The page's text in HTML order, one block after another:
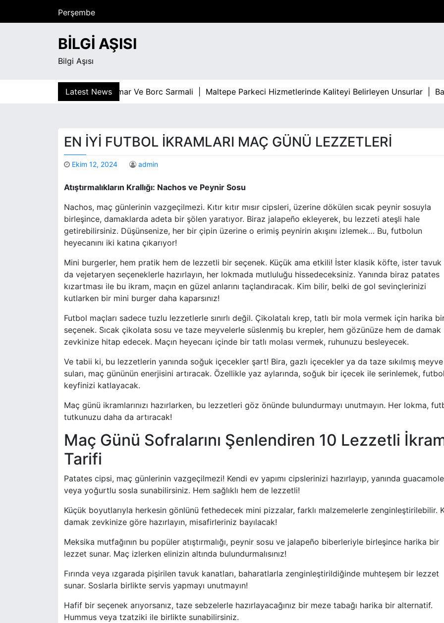
Perşembe
Ağustos 6, 2026
1:20 pm
BILGI AŞISI
Bilgi Aşısı
Latest NewsKumar Ve Borc Sarmali |Maltepe Parkeci Hizmetlerinde Kaliteyi Belirleyen Unsurlar |Bahis
EN İYI FUTBOL İKRAMLARI MAÇ GÜNÜ LEZZETLERI
Ekim 12, 2024 admin
Atıştırmalıkların Krallığı: Nachos ve Peynir Sosu
Nachos, maç günlerinin vazgeçilmezi. Kıtır kıtır mısır cipsleri, üzerine dökülen sıcak peynir sosuyla
birleşince, damaklarda adeta bir şölen yaratıyor. Biraz jalapeño ekleyerek, bu lezzeti ateşli hale
getirebilirsiniz. Düşünsenize, her bir çipin üzerine o erimiş peynirin akışını izlemek… Bu, futbolun
heyecanını iki katına çıkarıyor!
Mini burgerler, hem pratik hem de lezzetli bir seçenek. Küçük ama etkili! İster klasik köfte, ister tavuk
da vejetaryen seçeneklerle hazırlayın, her lokmada mutluluğu hissedeceksiniz. Yanında biraz patates
kızartması ile bu ikram, maçın en güzel anlarını taçlandıracak. Kim bilir, belki de gol sevinçlerinizi
kutlarken bir mini burger daha kaparsınız!
Futbol maçları sadece tuzlu lezzetlerle sınırlı değil. Çikolatalı krep, tatlı bir mola vermek için harika
seçenek. Sıcak çikolata sosu ve taze meyvelerle süslenmiş bu krepler, hem gözünüze hem de damak
zevkinize hitap edecek. Maçın heyecanı içinde bir tatlı molası vermek, ruhunuzu besleyecek.
Ve tabii ki, bu lezzetlerin yanında soğuk içecekler şart! Bira, gazlı içecekler ya da taze sıkılmış meyve
suları, maç gününün enerjisini artıracak. Özellikle yaz aylarında, soğuk bir içecek ile serinlemek, futbol
keyfinizi katlayacak.
Maç günü ikramlarınızı hazırlarken, bu lezzetleri göz önünde bulundurmayı unutmayın. Her lokma,
tutkunuzu daha da artıracak!
Maç Günü Sofralarını Şenlendiren 10 Lezzetli
Tarifi
Patates cipsi, maç günlerinin vazgeçilmezi! Kendi ev yapımı cipslerinizi hazırlayıp, yanında guacamole
veya yoğurtlu sosla sunabilirsiniz. Hem sağlıklı hem de lezzetli!
Küçük boyutlarıyla herkesin gönlünü fethedecek mini pizzalar, farklı malzemelerle zenginleştirilebilir.
damak zevkinize göre hazırlayın, misafirleriniz bayılacak!
Meksika mutfağının bu popüler atıştırmalığı, peynir sosu ve jalapeño biberleriyle birleşince harika bir
lezzet sunar. Maç izlerken elinizin altında bulundurmalısınız!
Fırında veya ızgarada pişirilen tavuk kanatları, baharatlarla zenginleştirildiğinde muhteşem bir lezzet
sunar. Soslarla birlikte servis yapmayı unutmayın!
Hafif bir seçenek arıyorsanız, taze sebzelerle hazırlayacağınız bir meze tabağı harika bir alternatif.
Hummus veya tzatziki ile birlikte sunabilirsiniz.